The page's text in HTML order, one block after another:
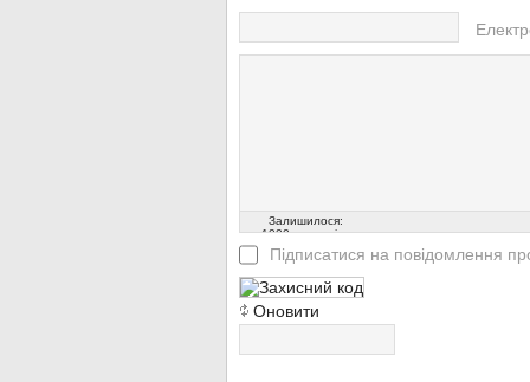
Залишилося:
1000символів
Підписатися на повідомлення
Оновити